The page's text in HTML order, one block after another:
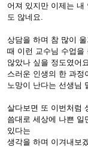
어져 있지만 이제는 내
도 않네요.
상담을 하며 참 많이
때 이런 교수님 수업을
않았나 싶을 정도였어
스러운 인생의 한 과정
노망이 난다는 선생님
살다보면 또 이번처럼
씀대로 세상에 나쁜 일
있다는
생각을 하며 이겨내보